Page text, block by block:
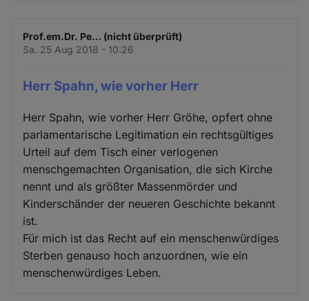
Prof.em.Dr. Pe… (nicht überprüft)
Sa. 25 Aug 2018 - 10:26
Herr Spahn, wie vorher Herr
Herr Spahn, wie vorher Herr Gröhe, opfert ohne
parlamentarische Legitimation ein rechtsgültiges
Urteil auf dem Tisch einer verlogenen
menschgemachten Organisation, die sich Kirche
nennt und als größter Massenmörder und
Kinderschänder der neueren Geschichte bekannt
ist.
Für mich ist das Recht auf ein menschenwürdiges
Sterben genauso hoch anzuordnen, wie ein
menschenwürdiges Leben.